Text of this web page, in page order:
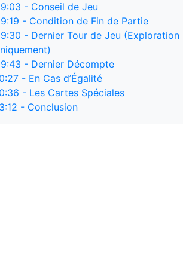
- Conseil de Jeu
- Condition de Fin de Partie
- Dernier Tour de Jeu (Exploration
- Dernier Décompte
- En Cas d’Égalité
- Les Cartes Spéciales
- Conclusion